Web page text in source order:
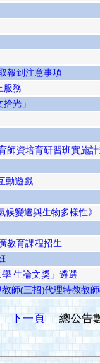
報到注意事項
服務
光」
師資培育研習班實施
動遊戲
變遷與生物多樣性》
教育課程招生
生論文獎」遴選
師(三招)代理特教教
下一頁 總公告